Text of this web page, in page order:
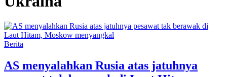
Berita
AS menyalahkan Rusia atas jatuhnya